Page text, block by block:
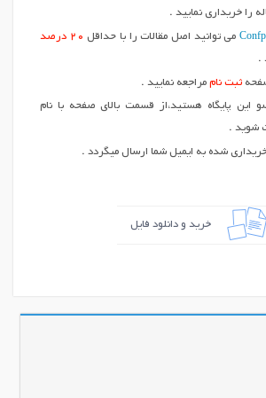
را خریداری نمایید .
می توانید اصل مقالات را با حداقل 20 درصد
.
ثبت نام مراجعه نمایید .
پایگاه هستید،از قسمت بالای صفحه با نام
شوید .
شده به ایمیل شما ارسال میگردد .
خرید و دانلود فایل